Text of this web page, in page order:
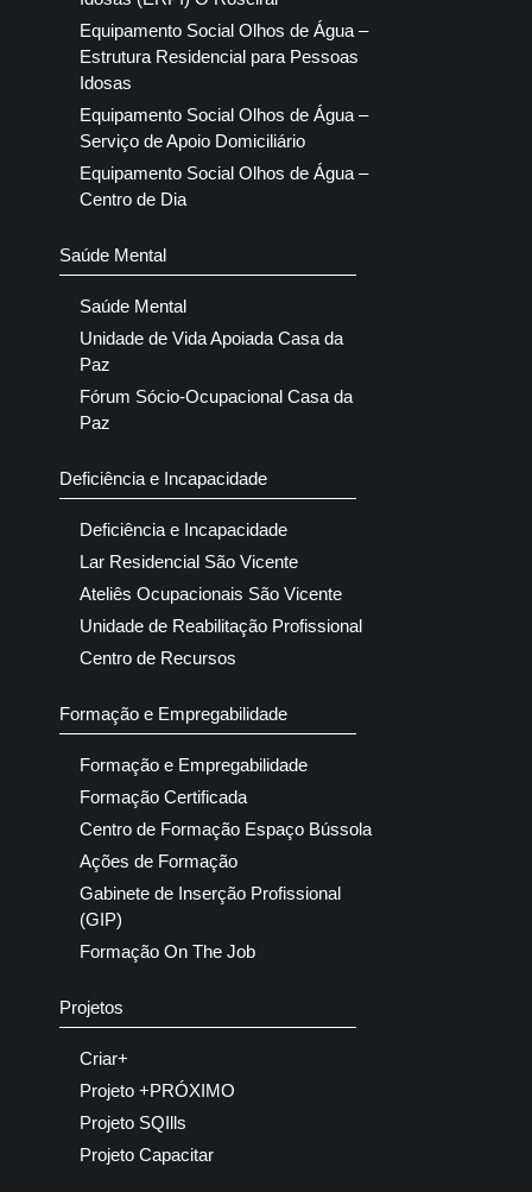
Equipamento Social Olhos de Água –
Estrutura Residencial para Pessoas
Idosas
Equipamento Social Olhos de Água –
Serviço de Apoio Domiciliário
Equipamento Social Olhos de Água –
Centro de Dia
Saúde Mental
Saúde Mental
Unidade de Vida Apoiada Casa da
Paz
Fórum Sócio-Ocupacional Casa da
Paz
Deficiência e Incapacidade
Deficiência e Incapacidade
Lar Residencial São Vicente
Ateliês Ocupacionais São Vicente
Unidade de Reabilitação Profissional
Centro de Recursos
Formação e Empregabilidade
Formação e Empregabilidade
Formação Certificada
Centro de Formação Espaço Bússola
Ações de Formação
Gabinete de Inserção Profissional
(GIP)
Formação On The Job
Projetos
Criar+
Projeto +PRÓXIMO
Projeto SQIlls
Projeto Capacitar